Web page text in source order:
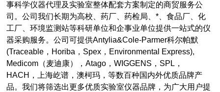
事科学仪器代理及实验室整体配套方案制定的商贸服务公
司。公司我们长期为高校、药厂、药检局、*、食品厂、化
工厂、环境监测站等科研单位和企事业单位提供一站式的仪
器采购服务。公司可提供Antylia&Cole-Parmer科尔帕默
(Traceable，Horiba，Spex，Environmental Express),
Medicom（麦迪康），Atago，WIGGENS，SPL，
HACH，上海屹谱，澳柯玛，等数百种国内外优质品牌产
品。我们将筛选出更多优质实验室仪器品牌，为广大用户提